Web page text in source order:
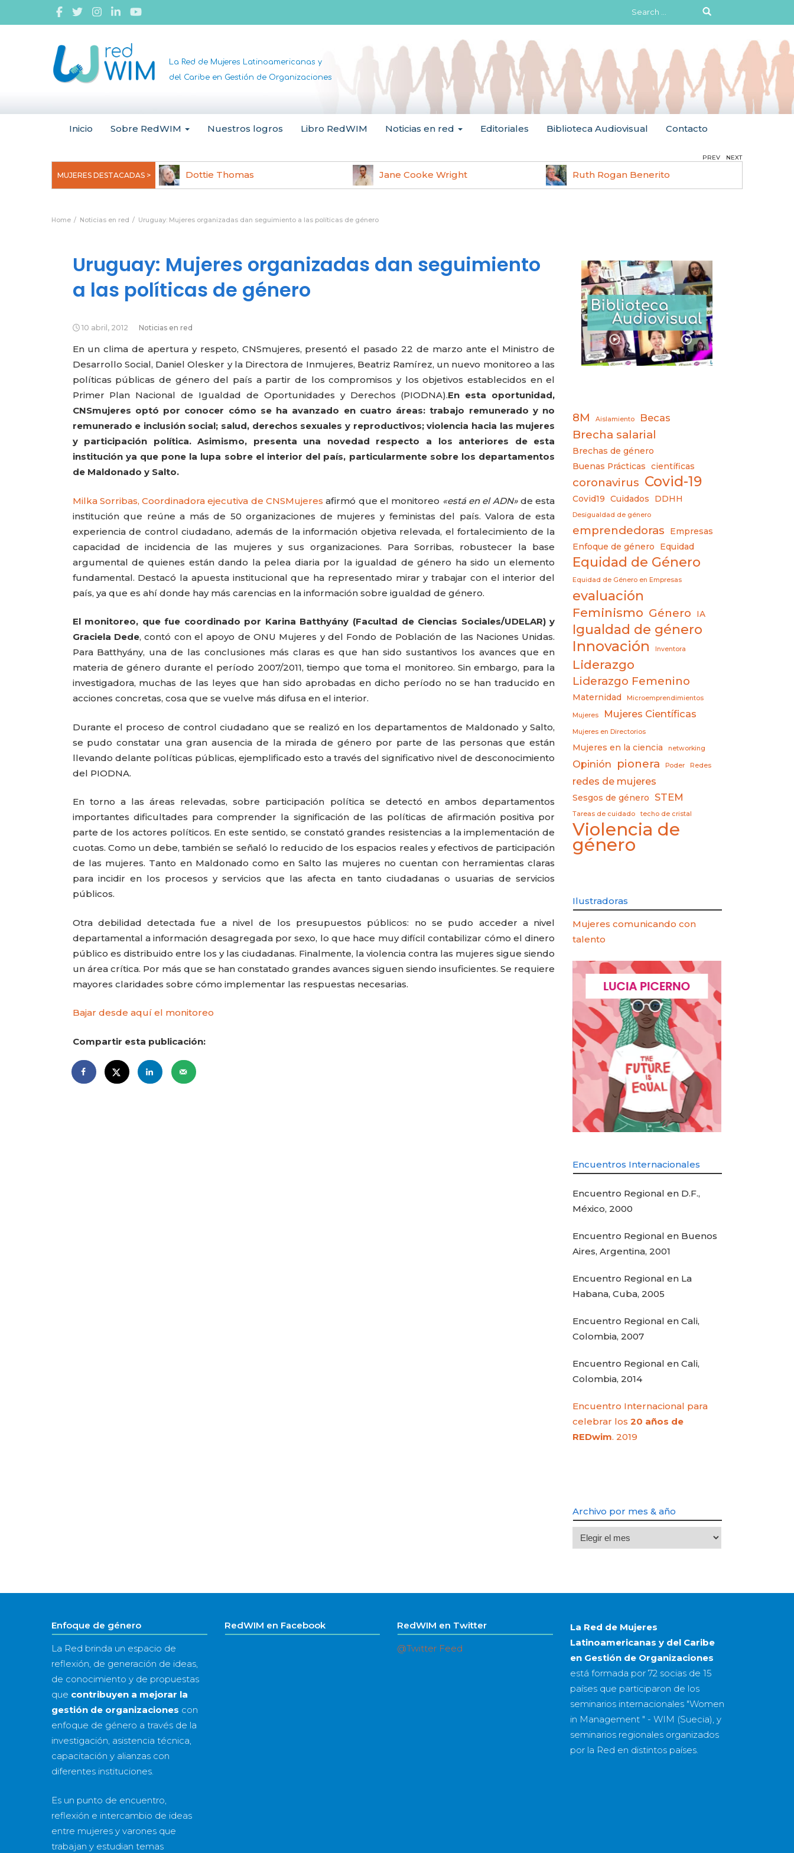
Search
for:
La Red de Mujeres Latinoamericanas y
del Caribe en Gestión de Organizaciones
Inicio Sobre RedWIM Nuestros logros Libro RedWIM Noticias en red Editoriales Biblioteca Audiovisual Contacto
MUJERES DESTACADAS >
Ruiz Robles Dottie Thomas Jane Cooke Wright Ruth Rogan Benerito
PREV NEXT
Home Noticias en red Uruguay: Mujeres organizadas dan seguimiento a las políticas de género
Uruguay: Mujeres organizadas dan seguimiento
a las políticas de género
10 abril, 2012 Noticias en red
En un clima de apertura y respeto, CNSmujeres, presentó el pasado 22 de marzo ante el Ministro de
Desarrollo Social, Daniel Olesker y la Directora de Inmujeres, Beatriz Ramírez, un nuevo monitoreo a las
políticas públicas de género del país a partir de los compromisos y los objetivos establecidos en el
Primer Plan Nacional de Igualdad de Oportunidades y Derechos (PIODNA).En esta oportunidad,
CNSmujeres optó por conocer cómo se ha avanzado en cuatro áreas: trabajo remunerado y no
remunerado e inclusión social; salud, derechos sexuales y reproductivos; violencia hacia las mujeres
y participación política. Asimismo, presenta una novedad respecto a los anteriores de esta
institución ya que pone la lupa sobre el interior del país, particularmente sobre los departamentos
de Maldonado y Salto.
Milka Sorribas, Coordinadora ejecutiva de CNSMujeres afirmó que el monitoreo «está en el ADN»de esta
institución que reúne a más de 50 organizaciones de mujeres y feministas del país. Valora de esta
experiencia de control ciudadano, además de la información objetiva relevada, el fortalecimiento de la
capacidad de incidencia de las mujeres y sus organizaciones. Para Sorribas, robustecer la base
argumental de quienes están dando la pelea diaria por la igualdad de género ha sido un elemento
fundamental. Destacó la apuesta institucional que ha representado mirar y trabajar con el interior del
país, ya que es ahí donde hay más carencias en la información sobre igualdad de género.
El monitoreo, que fue coordinado por Karina Batthyány (Facultad de Ciencias Sociales/UDELAR) y
Graciela Dede, contó con el apoyo de ONU Mujeres y del Fondo de Población de las Naciones Unidas.
Para Batthyány, una de las conclusiones más claras es que han sido sustantivos los avances que en
materia de género durante el período 2007/2011, tiempo que toma el monitoreo. Sin embargo, para la
investigadora, muchas de las leyes que han sido aprobadas en dicho período no se han traducido en
acciones concretas, cosa que se vuelve más difusa en el interior.
Durante el proceso de control ciudadano que se realizó en los departamentos de Maldonado y Salto,
se pudo constatar una gran ausencia de la mirada de género por parte de las personas que están
llevando delante políticas públicas, ejemplificado esto a través del significativo nivel de desconocimiento
del PIODNA.
En torno a las áreas relevadas, sobre participación política se detectó en ambos departamentos
importantes dificultades para comprender la significación de las políticas de afirmación positiva por
parte de los actores políticos. En este sentido, se constató grandes resistencias a la implementación de
cuotas. Como un debe, también se señaló lo reducido de los espacios reales y efectivos de participación
de las mujeres. Tanto en Maldonado como en Salto las mujeres no cuentan con herramientas claras
para incidir en los procesos y servicios que las afecta en tanto ciudadanas o usuarias de servicios
públicos.
Otra debilidad detectada fue a nivel de los presupuestos públicos: no se pudo acceder a nivel
departamental a información desagregada por sexo, lo que hace muy difícil contabilizar cómo el dinero
público es distribuido entre los y las ciudadanas. Finalmente, la violencia contra las mujeres sigue siendo
un área crítica. Por más que se han constatado grandes avances siguen siendo insuficientes. Se requiere
mayores claridades sobre cómo implementar las respuestas necesarias.
Bajar desde aquí el monitoreo
Compartir esta publicación:
8M Aislamiento Becas
Brecha salarial
Brechas de género
Buenas Prácticas
científicas
coronavirus Covid-19
Covid19 Cuidados DDHH
Desigualdad de género
emprendedoras
Empresas
Enfoque de género
Equidad
Equidad de Género
Equidad de Género en Empresas
evaluación
Feminismo Género IA
Igualdad de género
Innovación Inventora
Liderazgo
Liderazgo Femenino
Maternidad Microemprendimientos
Mujeres Mujeres Científicas
Mujeres en Directorios
Mujeres en la ciencia networking
Opinión pionera Poder Redes
redes de mujeres
Sesgos de género STEM
Tareas de cuidado techo de cristal
Violencia de
género
Ilustradoras
Mujeres comunicando con
talento
CARLA PILLA PATRICIA JACQUES LUCIA PICERNO
Encuentros Internacionales
Encuentro Regional en D.F.,
México, 2000
Encuentro Regional en Buenos
Aires, Argentina, 2001
Encuentro Regional en La
Habana, Cuba, 2005
Encuentro Regional en Cali,
Colombia, 2007
Encuentro Regional en Cali,
Colombia, 2014
Encuentro Internacional para
celebrar los20 años de
REDwim. 2019
Archivo por mes & año
Archivo
por
año
Enfoque de género
La Red brinda un espacio de
reflexión, de generación de ideas,
de conocimiento y de propuestas
que contribuyen a mejorar la
gestión de organizaciones con
enfoque de género a través de la
investigación, asistencia técnica,
capacitación y alianzas con
diferentes instituciones.
Es un punto de encuentro,
reflexión e intercambio de ideas
entre mujeres y varones que
trabajan y estudian temas
RedWIM en Facebook RedWIM en Twitter
@Twitter Feed
La Red de Mujeres
Latinoamericanas y del Caribe
en Gestión de Organizaciones
está formada por 72 sociasde 15
paísesque participaron de los
seminarios internacionales "Women
in Management " - WIM (Suecia), y
seminarios regionales organizados
por la Red en distintos países.